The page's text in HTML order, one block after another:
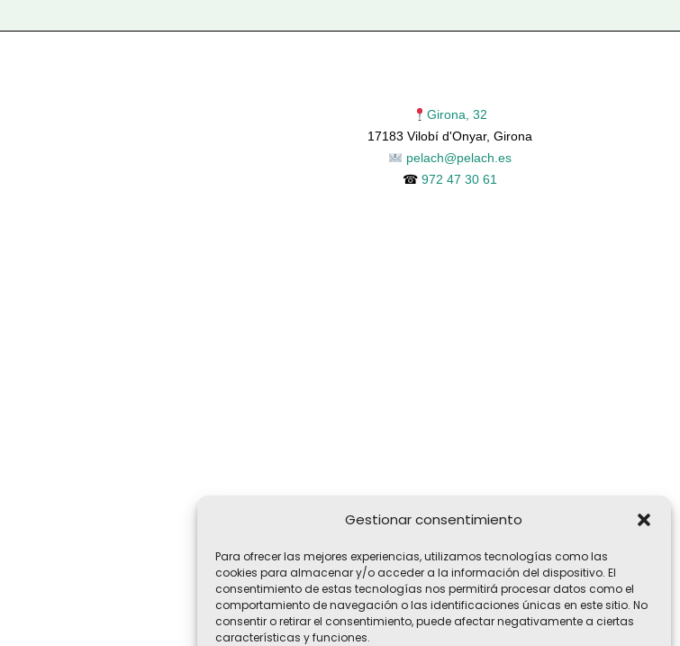
Gestionar consentimiento
Para ofrecer las mejores experiencias, utilizamos tecnologías como las
cookies para almacenar y/o acceder a la información del dispositivo. El
consentimiento de estas tecnologías nos permitirá procesar datos como el
comportamiento de navegación o las identificaciones únicas en este sitio. No
consentir o retirar el consentimiento, puede afectar negativamente a ciertas
características y funciones.
Girona, 32
17183 Vilobí d'Onyar, Girona
pelach@pelach.es
☎972 47 30 61